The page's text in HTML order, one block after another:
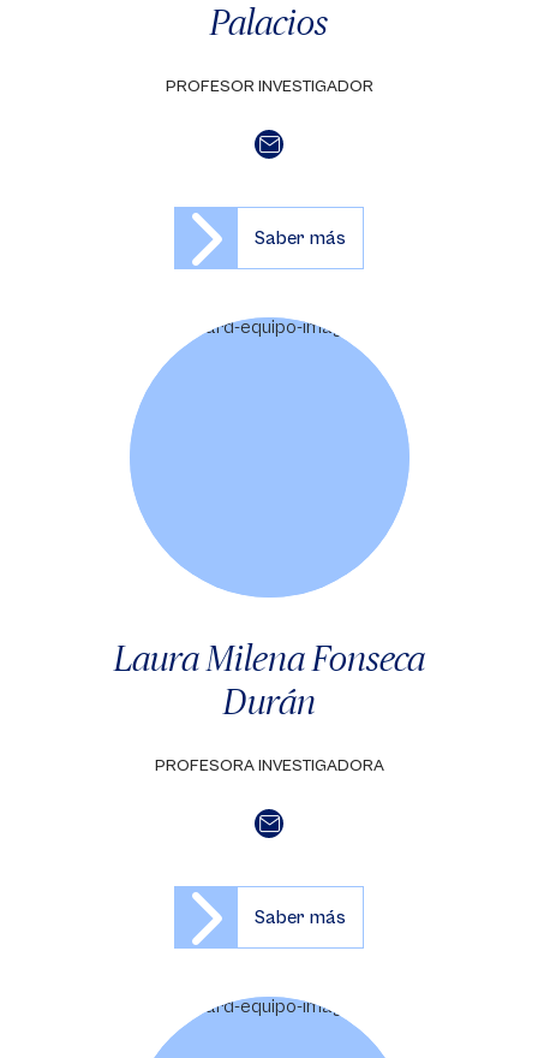
Palacios
PROFESOR INVESTIGADOR
Saber más
Laura Milena Fonseca
Durán
PROFESORA INVESTIGADORA
Saber más